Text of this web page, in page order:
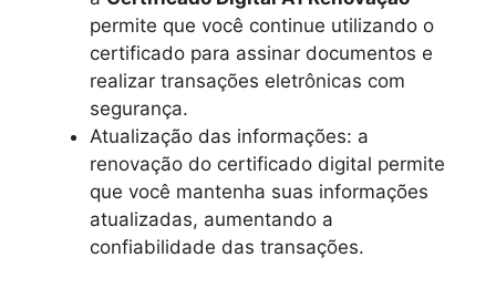
permite que você continue utilizando o
certificado para assinar documentos e
realizar transações eletrônicas com
segurança.
Atualização das informações: a
renovação do certificado digital permite
que você mantenha suas informações
atualizadas, aumentando a
confiabilidade das transações.